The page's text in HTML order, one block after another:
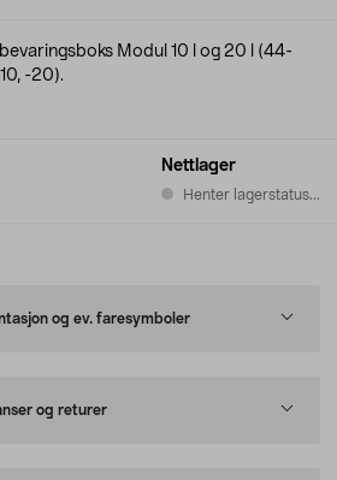
Nettlager
Henter lagerstatus...
Modul 10 l og 20 l (44-
-20).
og ev. faresymboler
og returer